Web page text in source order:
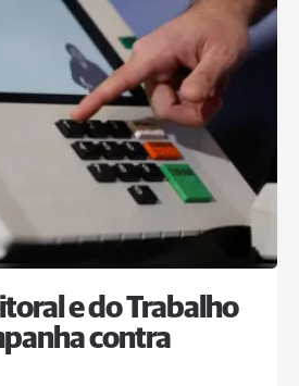
e do Trabalho
contra